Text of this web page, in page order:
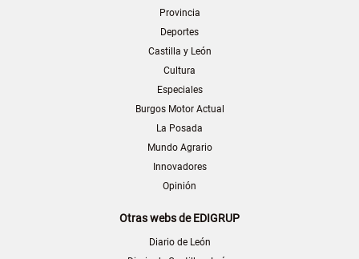
Provincia
Deportes
Castilla y León
Cultura
Especiales
Burgos Motor Actual
La Posada
Mundo Agrario
Innovadores
Opinión
Otras webs de EDIGRUP
Diario de León